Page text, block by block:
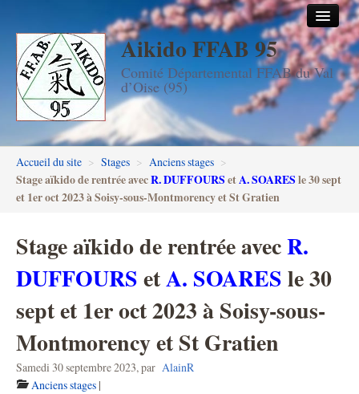
Aikido FFAB 95
Comité Départemental FFAB du Val
d’Oise (95)
Accueil
Les dojos
Stages
Les enseignants
FFAB95
Aïkido enfants & ados
Inscription DAN en ligne
Passage de grades DAN
Photos
Accueil du site > Stages > Anciens stages >
Stage aïkido de rentrée avecR. DUFFOURSetA. SOARESle 30 sept
et 1er oct 2023 à Soisy-sous-Montmorency et St Gratien
Stage aïkido de rentrée avecR.
DUFFOURSetA. SOARESle 30
sept et 1er oct 2023 à Soisy-sous-
Montmorency et St Gratien
Samedi 30 septembre 2023,par AlainR
Anciens stages |